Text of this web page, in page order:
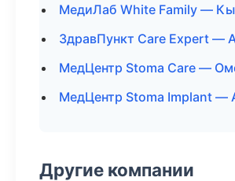
МедиЛаб White Family —
ЗдравПункт Care Expert —
МедЦентр Stoma Care —
МедЦентр Stoma Implant —
Другие компании